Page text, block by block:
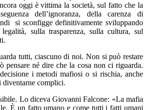
oggi è vittima la società, sul fatto che la
dell’ignoranza, della carenza di
si sconfigge definitivamente sviluppando
sulla trasparenza, sulla cultura, sul
tutti, ciascuno di noi. Non si può restare
pensare né dire che la cosa non ci riguarda.
i metodi mafiosi o si rischia, anche
diventarne complici.
Lo diceva Giovanni Falcone: «La mafia
È un fatto umano e come tutti i fatti umani